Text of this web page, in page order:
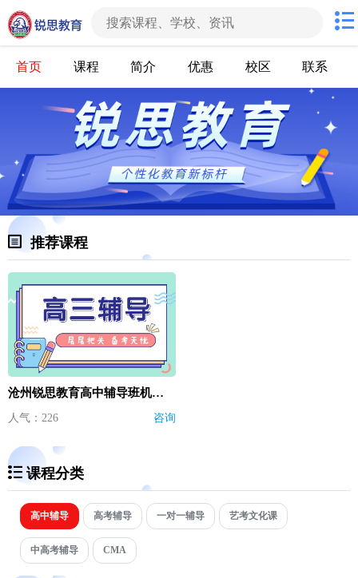
首页 课程 简介 优惠 校区 联系
推荐课程
沧州锐思教育高中辅导班机构哪家好
人气：226 咨询
课程分类
高中辅导 高考辅导 一对一辅导 艺考文化课
中高考辅导 CMA